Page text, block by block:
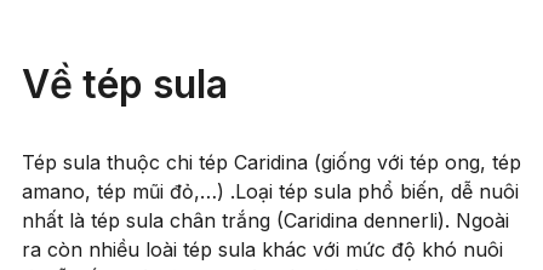
Về tép sula
Tép sula thuộc chi tép Caridina (giống với tép ong, tép
amano, tép mũi đỏ,…) .Loại tép sula phổ biến, dễ nuôi
nhất là tép sula chân trắng (Caridina dennerli). Ngoài
ra còn nhiều loài tép sula khác với mức độ khó nuôi